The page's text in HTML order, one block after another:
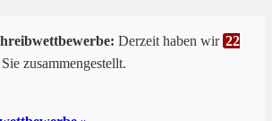
Derzeit haben wir 22
zusammengestellt.